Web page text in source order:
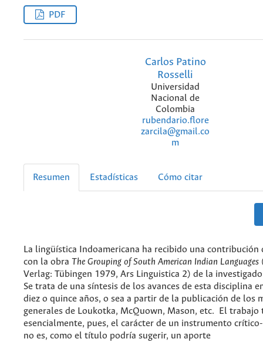
PDF
Carlos Patino
Rosselli
Universidad
Nacional de
Colombia
rubendario.flore
zarcila@gmail.co
m
Resumen Estadísticas Cómo citar
La lingüística Indoamericana ha recibido una contribución
con la obra The Grouping of South American Indian Languages
Verlag: Tübingen 1979, Ars Linguistica 2) de la
Se trata de una síntesis de los avances de esta disciplina
diez o quince años, o sea a partir de la publicación de los
generales de Loukotka, McQuown, Mason, etc. El trabajo
esencialmente, pues, el carácter de un instrumento
no es, como el título podría sugerir, un aporte